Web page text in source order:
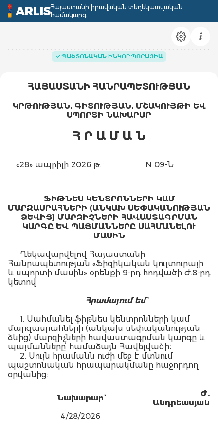
ARLISՀայաստանի իրավական տեղեկատվական
համակարգ
ՊԱՇՏՈՆԱԿԱՆ ԻՆԿՈՐՊՈՐԱՑԻԱ
ՀԱՅԱՍՏԱՆԻ ՀԱՆՐԱՊԵՏՈՒԹՅԱՆ
ԿՐԹՈՒԹՅԱՆ, ԳԻՏՈՒԹՅԱՆ, ՄՇԱԿՈՒՅԹԻ ԵՎ
ՍՊՈՐՏԻ ՆԱԽԱՐԱՐ
Հ Ր Ա Մ Ա Ն
«28» ապրիլի 2026 թ. N 09-Ն
ՖԻԹՆԵՍ ԿԵՆՏՐՈՆՆԵՐԻ ԿԱՄ
ՄԱՐԶԱՍՐԱՀՆԵՐԻ (ԱՆԿԱԽ ՍԵՓԱԿԱՆՈՒԹՅԱՆ
ՁԵՎԻՑ) ՄԱՐԶԻՉՆԵՐԻ ՀԱՎԱՍՏԱԳՐՄԱՆ
ԿԱՐԳԸ ԵՎ ՊԱՅՄԱՆՆԵՐԸ ՍԱՀՄԱՆԵԼՈՒ
ՄԱՍԻՆ
Ղեկավարվելով Հայաստանի
Հանրապետության «Ֆիզիկական կուլտուրայի
և սպորտի մասին» օրենքի 9-րդ հոդվածի Ժ.8-րդ
կետով՝
Հրամայում եմ`
1. Սահմանել ֆիթնես կենտրոնների կամ
մարզասրահների (անկախ սեփականության
ձևից) մարզիչների հավաստագրման կարգը և
պայմանները՝ համաձայն Հավելվածի։
2. Սույն հրամանն ուժի մեջ է մտնում
պաշտոնական հրապարակմանը հաջորդող
օրվանից:
Նախարար`
4/28/2026
Ժ.
Անդրեասյան